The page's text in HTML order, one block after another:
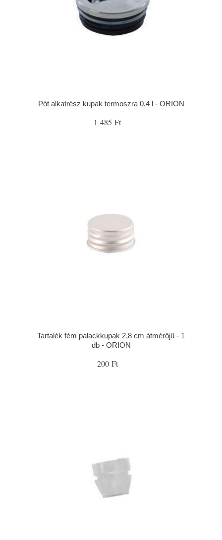
Pót alkatrész kupak termoszra 0,4 l - ORION
1 485 Ft
Tartalék fém palackkupak 2,8 cm átmérőjű - 1
db - ORION
200 Ft